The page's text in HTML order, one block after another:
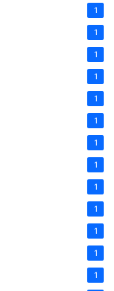
1
1
1
1
1
1
1
1
1
1
1
1
1